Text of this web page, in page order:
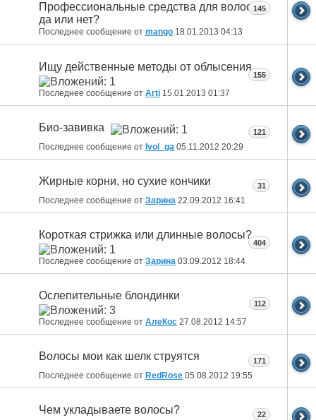
Профессиональные средства для волос:
да или нет?
Последнее сообщение от mango 18.01.2013 04:13
145
Ищу действенные методы от облысения
Последнее сообщение от Arti 15.01.2013 01:37
155
Био-завивка
Последнее сообщение от Ivol_ga 05.11.2012 20:29
121
Жирные корни, но сухие кончики
Последнее сообщение от Зарина 22.09.2012 16:41
31
Короткая стрижка или длинные волосы?
Последнее сообщение от Зарина 03.09.2012 18:44
404
Ослепительные блондинки
Последнее сообщение от АлеКос 27.08.2012 14:57
112
Волосы мои как шелк струятся
Последнее сообщение от RedRose 05.08.2012 19:55
171
Чем укладываете волосы? 22